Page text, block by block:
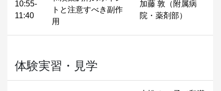
10:55-
11:40
トと注意すべき副作
用
加藤 敦（附属病
院・薬剤部）
体験実習・見学